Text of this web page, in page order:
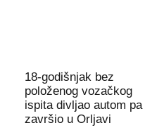
18-godišnjak bez
položenog vozačkog
ispita divljao autom pa
završio u Orljavi